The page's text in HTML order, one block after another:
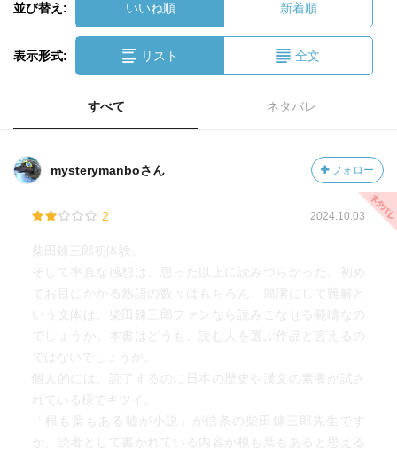
並び替え: いいね順 新着順
表示形式: リスト 全文
すべて ネタバレ
mysterymanboさん フォロー
2 2024.10.03
柴田錬三郎初体験。
そして率直な感想は、思った以上に読みづらかった。初め
てお目にかかる熟語の数々はもちろん、簡潔にして難解と
いう文体は、柴田錬三郎ファンなら読みこなせる範疇なの
でしょうか。本書はどうも、読む人を選ぶ作品と言えるの
ではないでしょうか。
個人的には、読了するのに日本の歴史や漢文の素養が試さ
れている様でキツイ。
「根も葉もある嘘が小説」が信条の柴田錬三郎先生です
が、読者として書かれている内容が根も葉もあると思える